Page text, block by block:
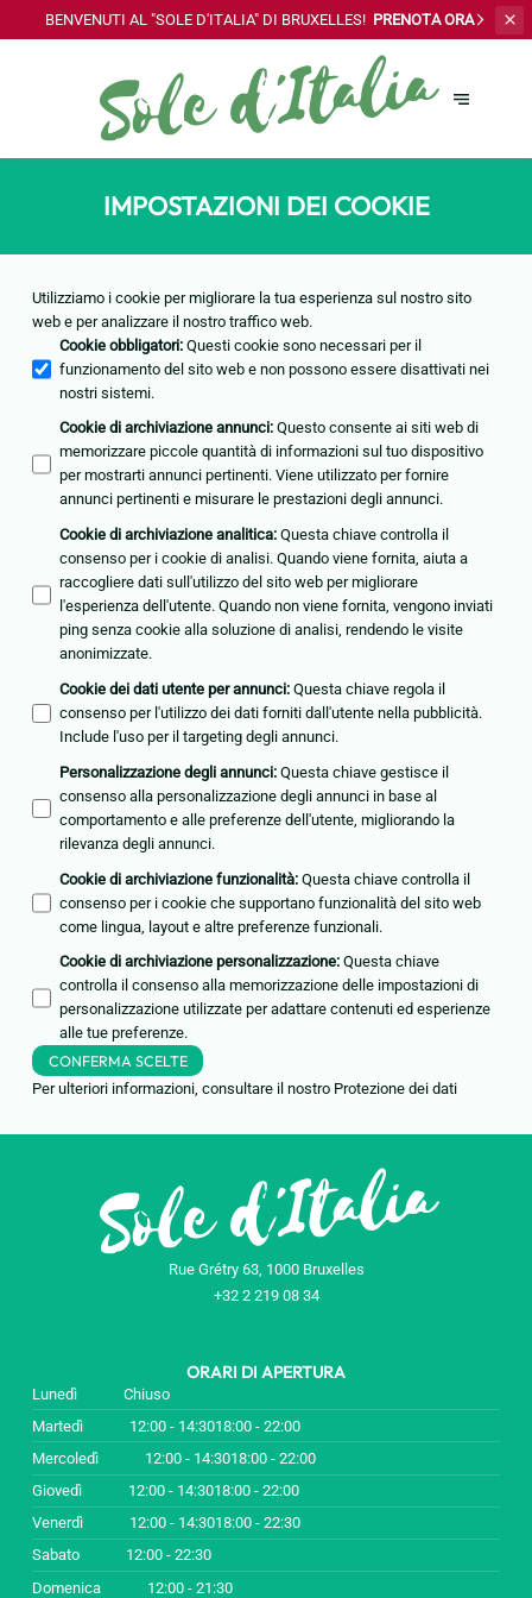
BENVENUTI AL "SOLE D'ITALIA" DI BRUXELLES! PRENOTA ORA
IMPOSTAZIONI DEI COOKIE
Utilizziamo i cookie per migliorare la tua esperienza sul nostro sito
web e per analizzare il nostro traffico web.
Cookie obbligatori: Questi cookie sono necessari per il
funzionamento del sito web e non possono essere disattivati nei
nostri sistemi.
Cookie di archiviazione annunci: Questo consente ai siti web di
memorizzare piccole quantità di informazioni sul tuo dispositivo
per mostrarti annunci pertinenti. Viene utilizzato per fornire
annunci pertinenti e misurare le prestazioni degli annunci.
Cookie di archiviazione analitica: Questa chiave controlla il
consenso per i cookie di analisi. Quando viene fornita, aiuta a
raccogliere dati sull'utilizzo del sito web per migliorare
l'esperienza dell'utente. Quando non viene fornita, vengono inviati
ping senza cookie alla soluzione di analisi, rendendo le visite
anonimizzate.
Cookie dei dati utente per annunci: Questa chiave regola il
consenso per l'utilizzo dei dati forniti dall'utente nella pubblicità.
Include l'uso per il targeting degli annunci.
Personalizzazione degli annunci: Questa chiave gestisce il
consenso alla personalizzazione degli annunci in base al
comportamento e alle preferenze dell'utente, migliorando la
rilevanza degli annunci.
Cookie di archiviazione funzionalità: Questa chiave controlla il
consenso per i cookie che supportano funzionalità del sito web
come lingua, layout e altre preferenze funzionali.
Cookie di archiviazione personalizzazione: Questa chiave
controlla il consenso alla memorizzazione delle impostazioni di
personalizzazione utilizzate per adattare contenuti ed esperienze
alle tue preferenze.
CONFERMA SCELTE
Per ulteriori informazioni, consultare il nostro Protezione dei dati
Rue Grétry 63, 1000 Bruxelles
+32 2 219 08 34
ORARI DI APERTURA
Lunedì
Chiuso
Martedì
12:00 - 14:3018:00 - 22:00
Mercoledì
12:00 - 14:3018:00 - 22:00
Giovedì
12:00 - 14:3018:00 - 22:00
Venerdì
12:00 - 14:3018:00 - 22:30
Sabato
12:00 - 22:30
Domenica
12:00 - 21:30